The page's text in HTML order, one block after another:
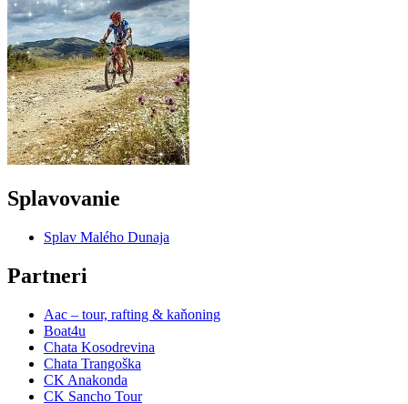
Splavovanie
Splav Malého Dunaja
Partneri
Aac – tour, rafting & kaňoning
Boat4u
Chata Kosodrevina
Chata Trangoška
CK Anakonda
CK Sancho Tour